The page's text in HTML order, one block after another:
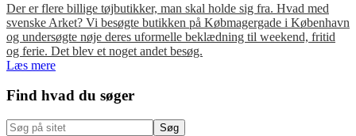
Der er flere billige tøjbutikker, man skal holde sig fra. Hvad med
svenske Arket? Vi besøgte butikken på Købmagergade i København
og undersøgte nøje deres uformelle beklædning til weekend, fritid
og ferie. Det blev et noget andet besøg.
Læs mere
Primær
Sidebar
Find hvad du søger
Søg